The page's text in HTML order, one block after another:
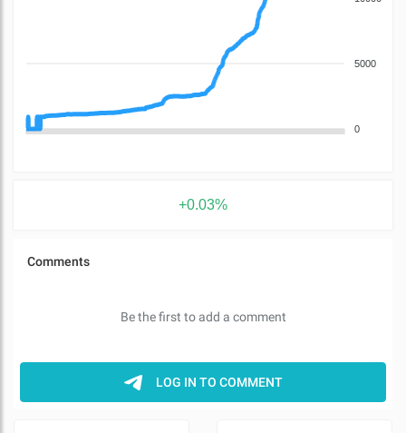
5000
0
+0.03%